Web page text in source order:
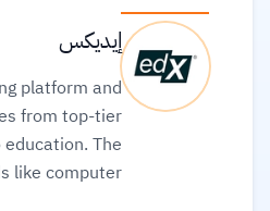
إيديكس
platform and
from top-tier
The
like computer